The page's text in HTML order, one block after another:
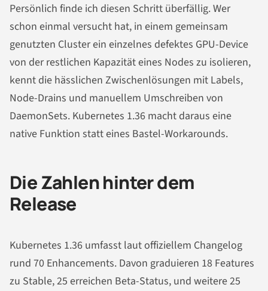
Persönlich finde ich diesen Schritt überfällig. Wer
schon einmal versucht hat, in einem gemeinsam
genutzten Cluster ein einzelnes defektes GPU-Device
von der restlichen Kapazität eines Nodes zu isolieren,
kennt die hässlichen Zwischenlösungen mit Labels,
Node-Drains und manuellem Umschreiben von
DaemonSets. Kubernetes 1.36 macht daraus eine
native Funktion statt eines Bastel-Workarounds.
Die Zahlen hinter dem
Release
Kubernetes 1.36 umfasst laut offiziellem Changelog
rund 70 Enhancements. Davon graduieren 18 Features
zu Stable, 25 erreichen Beta-Status, und weitere 25